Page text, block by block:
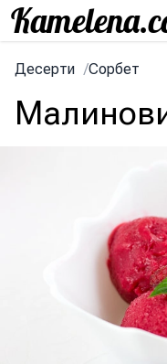
Десерти /Сорбет